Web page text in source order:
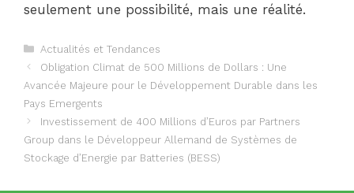
seulement une possibilité, mais une réalité.
Catégories
Actualités et Tendances
Obligation Climat de 500 Millions de Dollars : Une
Avancée Majeure pour le Développement Durable dans les
Pays Emergents
Investissement de 400 Millions d’Euros par Partners
Group dans le Développeur Allemand de Systèmes de
Stockage d’Energie par Batteries (BESS)